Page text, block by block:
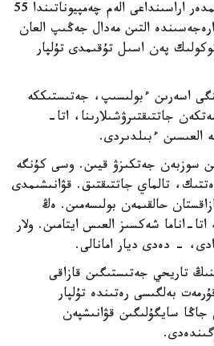
باكۋدە وتكەن جاسوسپىرىمدەر اراسىنداعى الەم چەمپيوناتىندا 55
التىن مەدال جەڭىپ العان
پەن اسىل تۇقىمدى تۇلپار
اسەرىن ءبولىسىپ، جەتىستىككە
جاتتىقتىرۋشىلارىنا، اتا-
العىسىن ءبىلدىردى.
سوزبەن جەتكىزۋ قيىن. وسى كۇنگە
تالماي جاتتىقتىق. قۋانىشىمدى
حالقىمەن بولىسەمىن. ەڭ
اتا-اناما شەكسىز العىس ايتامىن. ولار
- دەدى ديار امانالى.
تاريحي جەتىستىگىن قازاقى
بەلگىسى رەتىندە تۇلپار
سايگۇلىگىن قۋانىشپەن